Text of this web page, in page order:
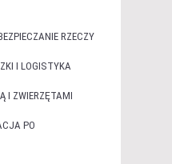
RZECZY
I LOGISTYKA
I ZWIERZĘTAMI
PO